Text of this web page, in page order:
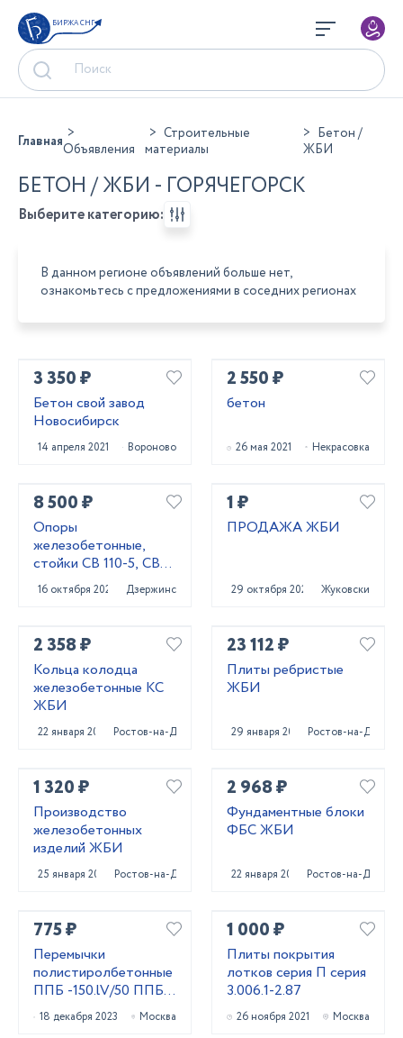
БИРЖА СНГ
ГлавнаяОбъявления
Строительные
материалы
Бетон /
ЖБИ
БЕТОН / ЖБИ - ГОРЯЧЕГОРСК
Выберите категорию:
В данном регионе объявлений больше нет,
ознакомьтесь с предложениями в соседних регионах
3 350 ₽
Бетон свой завод
Новосибирск
14 апреля 2021 Вороново
2 550 ₽
бетон
26 мая 2021 Некрасовка
8 500 ₽
Опоры
железобетонные,
стойки СВ 110-5, СВ
95-3
16 октября 2025 Дзержинск
1 ₽
ПРОДАЖА ЖБИ
29 октября 2020 Жуковский
2 358 ₽
Кольца колодца
железобетонные КС
ЖБИ
22 января 2025 Ростов-на-Дону
23 112 ₽
Плиты ребристые
ЖБИ
29 января 2024 Ростов-на-Дону
1 320 ₽
Производство
железобетонных
изделий ЖБИ
25 января 2024 Ростов-на-Дону
2 968 ₽
Фундаментные блоки
ФБС ЖБИ
22 января 2025 Ростов-на-Дону
775 ₽
Перемычки
полистиролбетонные
ППБ -150.lV/50 ППБ
-180.l/50 ППБ
-180lV/50 Д400
18 декабря 2023 Москва
1 000 ₽
Плиты покрытия
лотков серия П серия
3.006.1-2.87
26 ноября 2021 Москва